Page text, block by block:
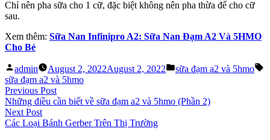
Chỉ nên pha sữa cho 1 cữ, đặc biệt không nên pha thừa để cho cữ
sau.
Xem thêm: Sữa Nan Infinipro A2: Sữa Nan Đạm A2 Và 5HMO
Cho Bé
Posted
by
admin August 2, 2022August 2, 2022
Posted
sữa đạm a2 và 5hmo
sữa đạm a2 và 5hmo
Post
navigation
Previous PostPrevious
post:
Những điều cần biết về sữa đạm a2 và 5hmo (Phần 2)
Next PostNext
post:
Các Loại Bánh Gerber Trên Thị Trường